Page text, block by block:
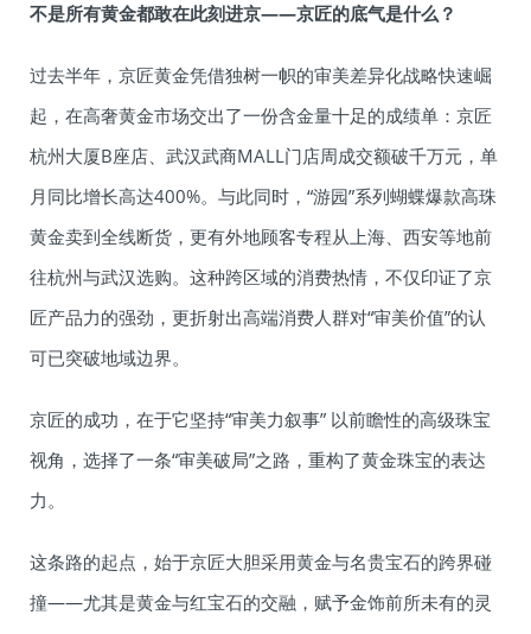
不是所有黄金都敢在此刻进京——京匠的底气是什么？
过去半年，京匠黄金凭借独树一帜的审美差异化战略快速崛
起，在高奢黄金市场交出了一份含金量十足的成绩单：京匠
杭州大厦B座店、武汉武商MALL门店周成交额破千万元，单
月同比增长高达400%。与此同时，“游园”系列蝴蝶爆款高珠
黄金卖到全线断货，更有外地顾客专程从上海、西安等地前
往杭州与武汉选购。这种跨区域的消费热情，不仅印证了京
匠产品力的强劲，更折射出高端消费人群对“审美价值”的认
可已突破地域边界。
京匠的成功，在于它坚持“审美力叙事” 以前瞻性的高级珠宝
视角，选择了一条“审美破局”之路，重构了黄金珠宝的表达
力。
这条路的起点，始于京匠大胆采用黄金与名贵宝石的跨界碰
撞——尤其是黄金与红宝石的交融，赋予金饰前所未有的灵